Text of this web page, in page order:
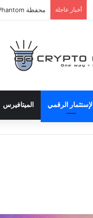
أخبار عاجلة عملة WLTH
الإستثمار الرقمي الميتافيرس